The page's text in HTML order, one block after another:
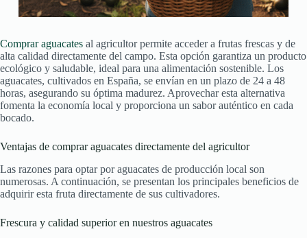
Comprar aguacates al agricultor permite acceder a frutas frescas y de
alta calidad directamente del campo. Esta opción garantiza un producto
ecológico y saludable, ideal para una alimentación sostenible. Los
aguacates, cultivados en España, se envían en un plazo de 24 a 48
horas, asegurando su óptima madurez. Aprovechar esta alternativa
fomenta la economía local y proporciona un sabor auténtico en cada
bocado.
Ventajas de comprar aguacates directamente del agricultor
Las razones para optar por aguacates de producción local son
numerosas. A continuación, se presentan los principales beneficios de
adquirir esta fruta directamente de sus cultivadores.
Frescura y calidad superior en nuestros aguacates